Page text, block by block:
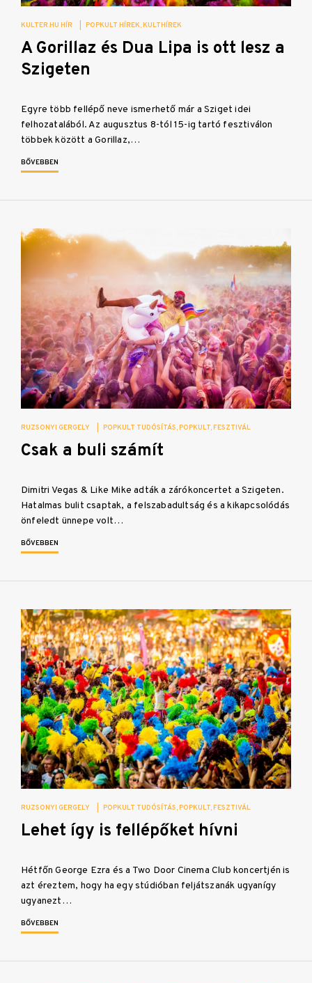
KULTER.HU HÍR POPKULT HÍREK KULTHÍREK
A Gorillaz és Dua Lipa is ott lesz a
Szigeten
Egyre több fellépő neve ismerhető már a Sziget idei
felhozatalából. Az augusztus 8-tól 15-ig tartó fesztiválon
többek között a Gorillaz,…
BŐVEBBEN
RUZSONYI GERGELY POPKULT TUDÓSÍTÁS POPKULT FESZTIVÁL
Csak a buli számít
Dimitri Vegas & Like Mike adták a zárókoncertet a Szigeten.
Hatalmas bulit csaptak, a felszabadultság és a kikapcsolódás
önfeledt ünnepe volt…
BŐVEBBEN
RUZSONYI GERGELY POPKULT TUDÓSÍTÁS POPKULT FESZTIVÁL
Lehet így is fellépőket hívni
Hétfőn George Ezra és a Two Door Cinema Club koncertjén is
azt éreztem, hogy ha egy stúdióban feljátszanák ugyanígy
ugyanezt…
BŐVEBBEN